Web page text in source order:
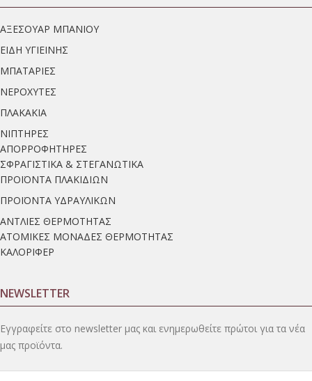
ΑΞΕΣΟΥΑΡ ΜΠΑΝΙΟΥ
ΕΙΔΗ ΥΓΙΕΙΝΗΣ
ΜΠΑΤΑΡΙΕΣ
ΝΕΡΟΧΥΤΕΣ
ΠΛΑΚΑΚΙΑ
ΝΙΠΤΗΡΕΣ
ΑΠΟΡΡΟΦΗΤΗΡΕΣ
ΣΦΡΑΓΙΣΤΙΚΑ & ΣΤΕΓΑΝΩΤΙΚΑ
ΠΡΟΪΟΝΤΑ ΠΛΑΚΙΔΙΩΝ
ΠΡΟΪΟΝΤΑ ΥΔΡΑΥΛΙΚΩΝ
ΑΝΤΛΙΕΣ ΘΕΡΜΟΤΗΤΑΣ
ΑΤΟΜΙΚΕΣ ΜΟΝΑΔΕΣ ΘΕΡΜΟΤΗΤΑΣ
ΚΑΛΟΡΙΦΕΡ
NEWSLETTER
Εγγραφείτε στο newsletter μας και ενημερωθείτε πρώτοι για τα νέα
μας προϊόντα.